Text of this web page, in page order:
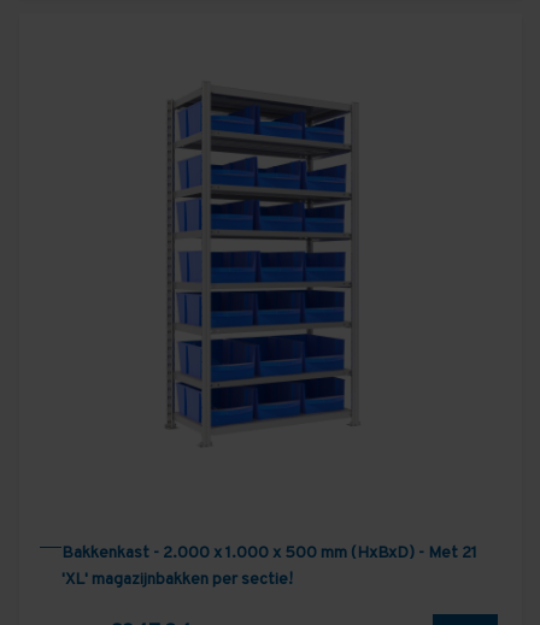
Bakkenkast - 2.000 x 1.000 x 500 mm (HxBxD) - Met 21
'XL' magazijnbakken per sectie!